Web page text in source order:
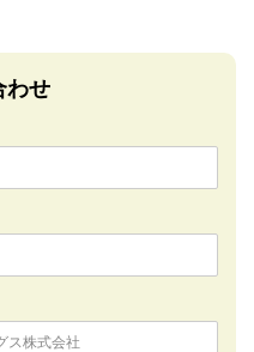
わせ